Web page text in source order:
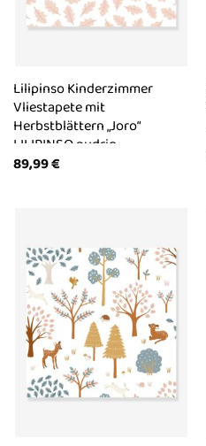
Lilipinso Kinderzimmer
Vliestapete mit
Herbstblättern „Joro“
LILIPINSO pudrig
89,99€